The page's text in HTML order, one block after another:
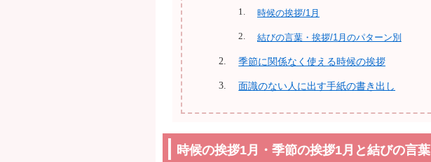
時候の挨拶/1月
結びの言葉・挨拶/1月のパターン別
季節に関係なく使える時候の挨拶
面識のない人に出す手紙の書き出し
時候の挨拶1月・季節の挨拶1月と結びの言葉